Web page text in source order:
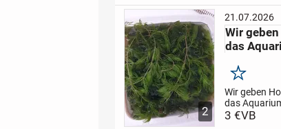
2
21.07.2026
Wir
das
Merken
Wir geben
das
ein gutes
3 €VB